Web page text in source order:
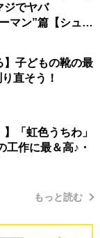
ジでヤバ
マン”篇【シュー
】子どもの靴の最
直そう！
「虹色うちわ」
工作に最＆高♪・
もっと読む